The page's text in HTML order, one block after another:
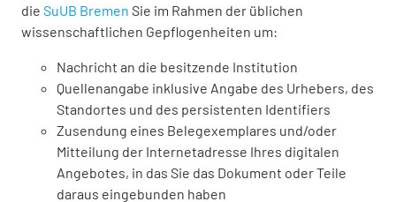
die SuUB Bremen Sie im Rahmen der üblichen
wissenschaftlichen Gepflogenheiten um:
Nachricht an die besitzende Institution
Quellenangabe inklusive Angabe des Urhebers, des
Standortes und des persistenten Identifiers
Zusendung eines Belegexemplares und/oder
Mitteilung der Internetadresse Ihres digitalen
Angebotes, in das Sie das Dokument oder Teile
daraus eingebunden haben